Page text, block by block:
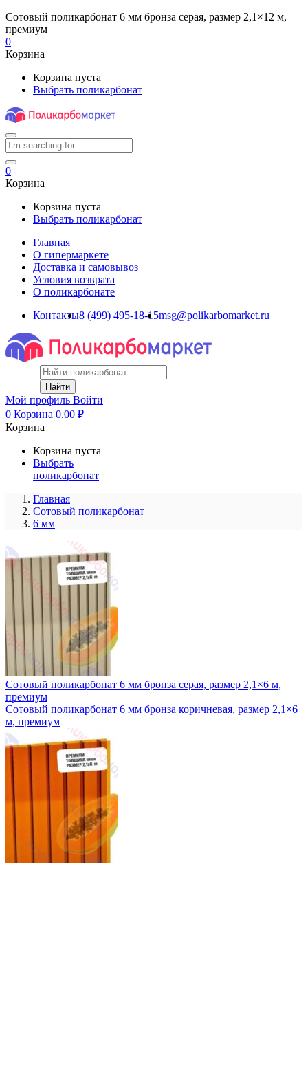
Сотовый поликарбонат 6 мм бронза серая, размер 2,1×12 м,
премиум
0
Корзина
Корзина пуста
Выбрать поликарбонат
0
Корзина
Корзина пуста
Выбрать поликарбонат
Главная
О гипермаркете
Доставка и самовывоз
Условия возврата
О поликарбонате
Контакты8 (499) 495-18-15msg@polikarbomarket.ru
Найти
Мой профиль Войти
0 Корзина 0.00 ₽
Корзина
Корзина пуста
Выбрать
поликарбонат
Главная
Сотовый поликарбонат
6 мм
Сотовый поликарбонат 6 мм бронза серая, размер 2,1×6 м,
премиум
Сотовый поликарбонат 6 мм бронза коричневая, размер 2,1×6
м, премиум